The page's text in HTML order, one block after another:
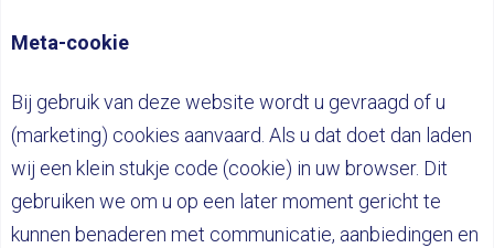
Meta-cookie
Bij gebruik van deze website wordt u gevraagd of u
(marketing) cookies aanvaard. Als u dat doet dan laden
wij een klein stukje code (cookie) in uw browser. Dit
gebruiken we om u op een later moment gericht te
kunnen benaderen met communicatie, aanbiedingen en